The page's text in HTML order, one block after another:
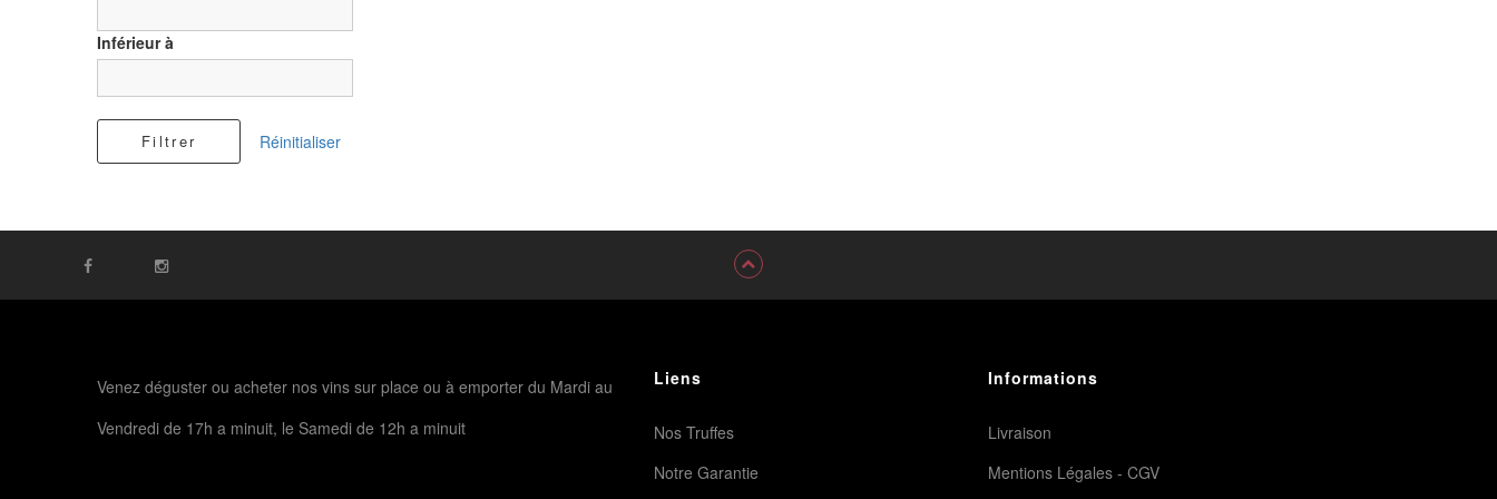
Inférieur à
Filtrer Réinitialiser
Venez déguster ou acheter nos vins sur place ou à emporter du Mardi au
Vendredi de 17h a minuit, le Samedi de 12h a minuit
Liens
Nos Truffes
Notre Garantie
Informations
Livraison
Mentions Légales - CGV